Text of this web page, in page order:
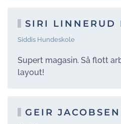
SIRI LINNERUD
Siddis Hundeskole
Supert magasin. Så flott
layout!
GEIR JACOBSEN